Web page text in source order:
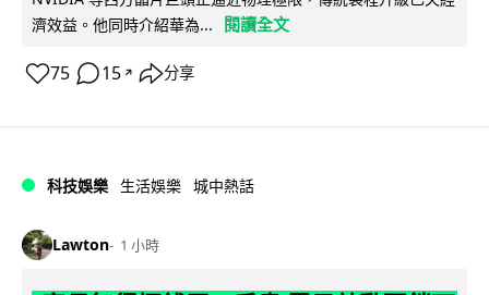
濟效益。他同時介紹華為...
閱讀全文
75 15 ↗ 分享
科技娛樂 生活娛樂 城中熱話
Lawton 1 小時